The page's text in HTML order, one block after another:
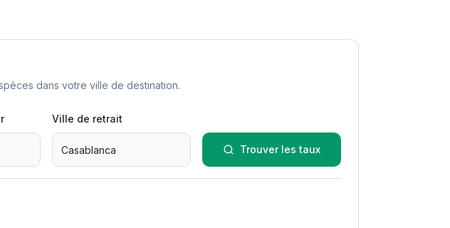
dans votre ville de destination.
Ville de retrait
Trouver les taux